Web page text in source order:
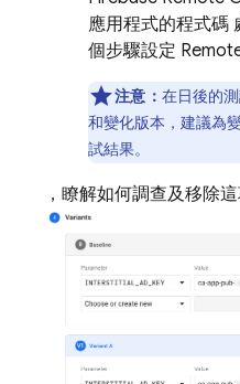
應用程式的程式碼
個步驟設定
注意： 在日後的
和變化版本，建議為
試結果。
，瞭解如何調查及移除這